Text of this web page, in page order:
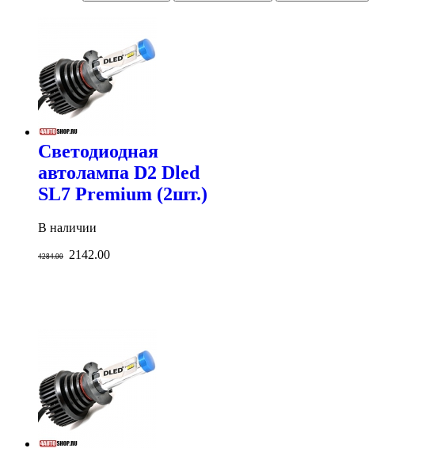
Светодиодная
автолампа D2 Dled
SL7 Premium (2шт.)
В наличии
4284.00 2142.00